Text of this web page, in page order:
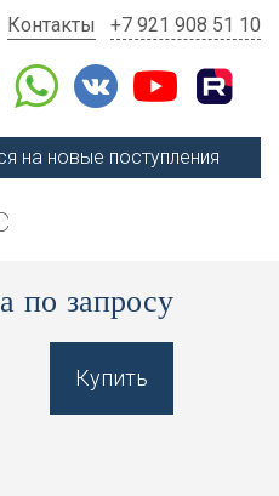
Контакты +7 921 908 51 10
на новые поступления
по запросу
Купить